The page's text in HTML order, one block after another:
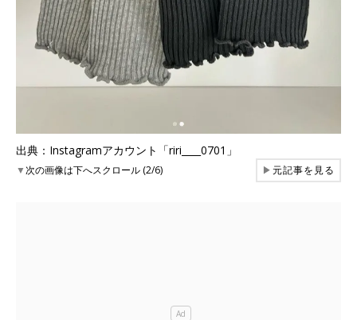
出典：Instagramアカウント「riri____0701」
▼次の画像は下へスクロール (2/6) ▶元記事を見る